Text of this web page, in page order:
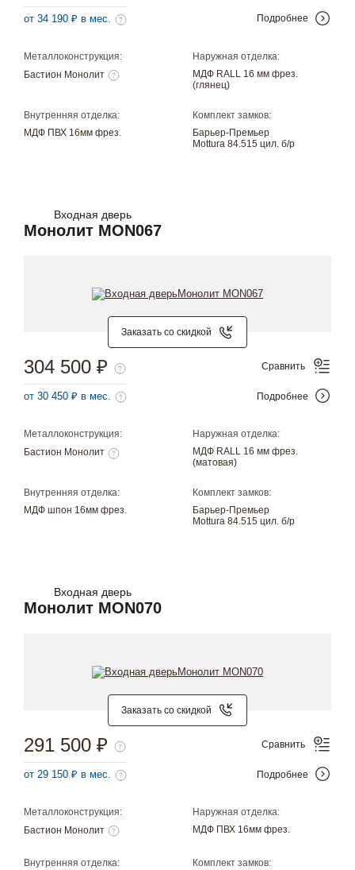
Металлоконструкция:
Бастион Монолит
Наружная отделка:
МДФ RALL 16 мм фрез.
(глянец)
Внутренняя отделка:
МДФ ПВХ 16мм фрез.
Комплект замков:
Барьер-Премьер
Mottura 84.515 цил. б/р
от 34 190 ₽ в мес. Подробнее
Входная дверь
Монолит MON067
Заказать со скидкой
Металлоконструкция:
Бастион Монолит
Наружная отделка:
МДФ RALL 16 мм фрез.
(матовая)
Внутренняя отделка:
МДФ шпон 16мм фрез.
Комплект замков:
Барьер-Премьер
Mottura 84.515 цил. б/р
304 500 ₽
от 30 450 ₽ в мес.
Сравнить
Подробнее
Входная дверь
Монолит MON070
Заказать со скидкой
Металлоконструкция:
Бастион Монолит
Наружная отделка:
МДФ ПВХ 16мм фрез.
Внутренняя отделка:
Комплект замков:
291 500 ₽
от 29 150 ₽ в мес.
Сравнить
Подробнее